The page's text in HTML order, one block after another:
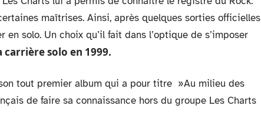
maîtrises. Ainsi, après quelques sorties officielles
solo. Un choix qu’il fait dans l’optique de s’imposer
carrière solo en 1999.
tout premier album qui a pour titre »Au milieu des
de faire sa connaissance hors du groupe Les Charts